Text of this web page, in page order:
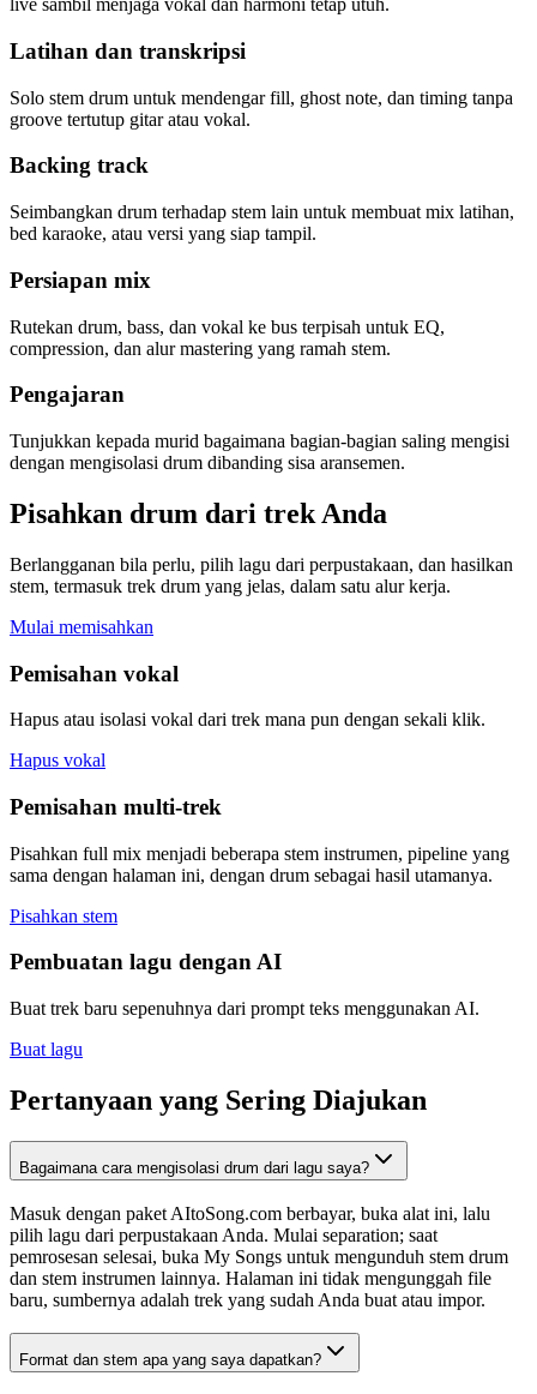
S M
FX× 2
live sambil menjaga vokal dan harmoni tetap utuh.
Latihan dan transkripsi
Solo stem drum untuk mendengar fill, ghost note, dan timing tanpa
groove tertutup gitar atau vokal.
Backing track
Seimbangkan drum terhadap stem lain untuk membuat mix latihan,
bed karaoke, atau versi yang siap tampil.
Persiapan mix
Rutekan drum, bass, dan vokal ke bus terpisah untuk EQ,
compression, dan alur mastering yang ramah stem.
Pengajaran
Tunjukkan kepada murid bagaimana bagian-bagian saling mengisi
dengan mengisolasi drum dibanding sisa aransemen.
Pisahkan drum dari trek Anda
Berlangganan bila perlu, pilih lagu dari perpustakaan, dan hasilkan
stem, termasuk trek drum yang jelas, dalam satu alur kerja.
Mulai memisahkan
Pemisahan vokal
Hapus atau isolasi vokal dari trek mana pun dengan sekali klik.
Hapus vokal
Pemisahan multi-trek
Pisahkan full mix menjadi beberapa stem instrumen, pipeline yang
sama dengan halaman ini, dengan drum sebagai hasil utamanya.
Pisahkan stem
Pembuatan lagu dengan AI
Buat trek baru sepenuhnya dari prompt teks menggunakan AI.
Buat lagu
Pertanyaan yang Sering Diajukan
Bagaimana cara mengisolasi drum dari lagu saya?
Masuk dengan paket AItoSong.com berbayar, buka alat ini, lalu
pilih lagu dari perpustakaan Anda. Mulai separation; saat
pemrosesan selesai, buka My Songs untuk mengunduh stem drum
dan stem instrumen lainnya. Halaman ini tidak mengunggah file
baru, sumbernya adalah trek yang sudah Anda buat atau impor.
Format dan stem apa yang saya dapatkan?